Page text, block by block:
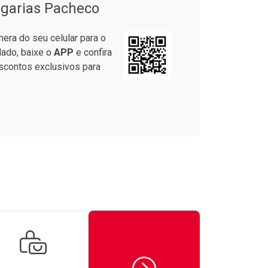
Pacheco
do seu celular para o
baixe o APP e confira
exclusivos para